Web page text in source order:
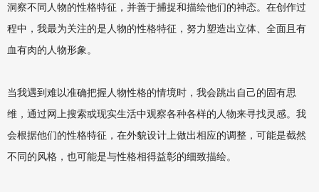
洞察不同人物的性格特征，并善于捕捉和描绘他们的神态。在创作过
程中，我最为关注的是人物的性格特征，努力塑造出立体、全面且有
血有肉的人物形象。
当我遇到难以准确把握人物性格的情境时，我会跳出自己的固有思
维，通过网上搜索或现实生活中观察各种各样的人物来寻找灵感。我
会根据他们的性格特征，在外貌设计上做出相应的调整，可能是截然
不同的风格，也可能是与性格相得益彰的细致描绘。